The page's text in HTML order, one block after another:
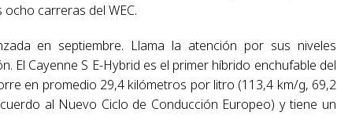
carreras del WEC.
en septiembre. Llama la atención por sus niveles
El Cayenne S E-Hybrid es el primer híbrido enchufable del
en promedio 29,4 kilómetros por litro (113,4 km/g, 69,2
al Nuevo Ciclo de Conducción Europeo) y tiene un